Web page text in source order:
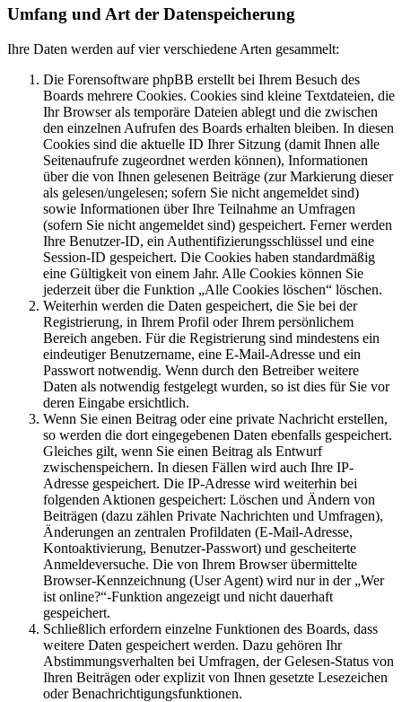
Umfang und Art der Datenspeicherung
Ihre Daten werden auf vier verschiedene Arten gesammelt:
Die Forensoftware phpBB erstellt bei Ihrem Besuch des
Boards mehrere Cookies. Cookies sind kleine Textdateien, die
Ihr Browser als temporäre Dateien ablegt und die zwischen
den einzelnen Aufrufen des Boards erhalten bleiben. In diesen
Cookies sind die aktuelle ID Ihrer Sitzung (damit Ihnen alle
Seitenaufrufe zugeordnet werden können), Informationen
über die von Ihnen gelesenen Beiträge (zur Markierung dieser
als gelesen/ungelesen; sofern Sie nicht angemeldet sind)
sowie Informationen über Ihre Teilnahme an Umfragen
(sofern Sie nicht angemeldet sind) gespeichert. Ferner werden
Ihre Benutzer-ID, ein Authentifizierungsschlüssel und eine
Session-ID gespeichert. Die Cookies haben standardmäßig
eine Gültigkeit von einem Jahr. Alle Cookies können Sie
jederzeit über die Funktion „Alle Cookies löschen“ löschen.
Weiterhin werden die Daten gespeichert, die Sie bei der
Registrierung, in Ihrem Profil oder Ihrem persönlichem
Bereich angeben. Für die Registrierung sind mindestens ein
eindeutiger Benutzername, eine E-Mail-Adresse und ein
Passwort notwendig. Wenn durch den Betreiber weitere
Daten als notwendig festgelegt wurden, so ist dies für Sie vor
deren Eingabe ersichtlich.
Wenn Sie einen Beitrag oder eine private Nachricht erstellen,
so werden die dort eingegebenen Daten ebenfalls gespeichert.
Gleiches gilt, wenn Sie einen Beitrag als Entwurf
zwischenspeichern. In diesen Fällen wird auch Ihre IP-
Adresse gespeichert. Die IP-Adresse wird weiterhin bei
folgenden Aktionen gespeichert: Löschen und Ändern von
Beiträgen (dazu zählen Private Nachrichten und Umfragen),
Änderungen an zentralen Profildaten (E-Mail-Adresse,
Kontoaktivierung, Benutzer-Passwort) und gescheiterte
Anmeldeversuche. Die von Ihrem Browser übermittelte
Browser-Kennzeichnung (User Agent) wird nur in der „Wer
ist online?“-Funktion angezeigt und nicht dauerhaft
gespeichert.
Schließlich erfordern einzelne Funktionen des Boards, dass
weitere Daten gespeichert werden. Dazu gehören Ihr
Abstimmungsverhalten bei Umfragen, der Gelesen-Status von
Ihren Beiträgen oder explizit von Ihnen gesetzte Lesezeichen
oder Benachrichtigungsfunktionen.